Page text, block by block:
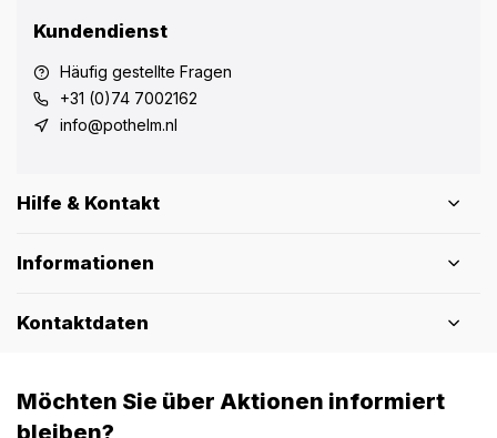
Kundendienst
Häufig gestellte Fragen
+31 (0)74 7002162
info@pothelm.nl
Hilfe & Kontakt
Informationen
Kontaktdaten
Möchten Sie über Aktionen informiert
bleiben?